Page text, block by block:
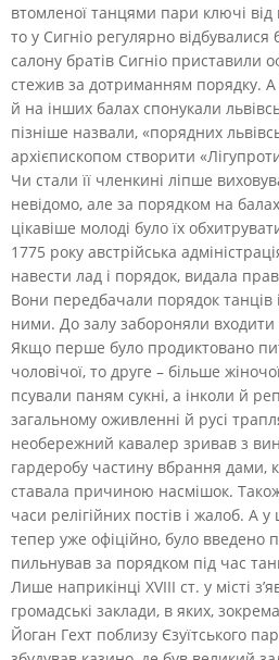
втомленої танцями пари ключі від
то у Сигніо регулярно відбувалися
салону братів Сигніо приставили
стежив за дотриманням порядку. А
й на інших балах спонукали
пізніше назвали, «порядних
архієпископом створити
Чи стали її членкині ліпше
невідомо, але за порядком на
цікавіше молоді було їх
1775 року австрійська
навести лад і порядок, видала
Вони передбачали порядок танців
ними. До залу забороняли входити
Якщо перше було продиктовано
чоловічої, то друге – більше
псували паням сукні, а інколи й
загальному оживленні й русі
необережний кавалер зривав з
гардеробу частину вбрання дами,
ставала причиною насмішок.
часи релігійних постів і жалоб. А у
тепер уже офіційно, було введено
пильнував за порядком під час
Лише наприкінці XVIII ст. у місті
громадські заклади, в яких,
Йоган Гехт поблизу Єзуїтського